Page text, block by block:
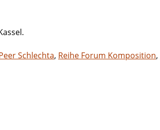
Schlechta, Reihe Forum Komposition,